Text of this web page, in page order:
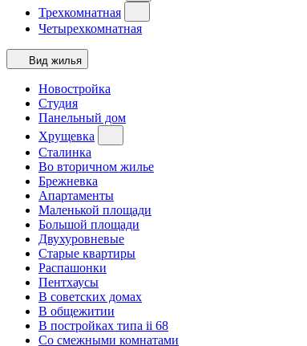
Трехкомнатная
Четырехкомнатная
Вид жилья
Новостройка
Студия
Панельный дом
Хрущевка
Сталинка
Во вторичном жилье
Брежневка
Апартаменты
Маленькой площади
Большой площади
Двухуровневые
Старые квартиры
Распашонки
Пентхаусы
В советских домах
В общежитии
В постройках типа ii 68
Со смежными комнатами